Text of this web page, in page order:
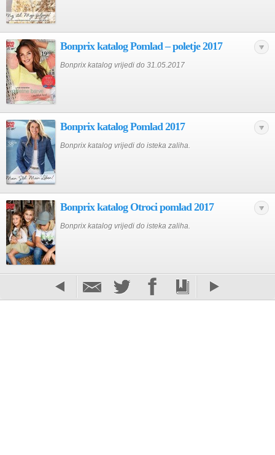
Bonprix katalog Pomlad – poletje 2017
Bonprix katalog vrijedi do 31.05.2017
Bonprix katalog Pomlad 2017
Bonprix katalog vrijedi do isteka zaliha.
Bonprix katalog Otroci pomlad 2017
Bonprix katalog vrijedi do isteka zaliha.